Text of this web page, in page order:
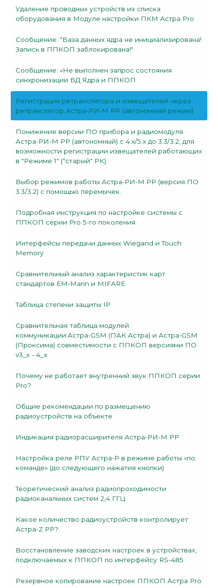
Удаление проводных устройств из списка
оборудования в Модуле настройки ПКМ Астра Pro
Сообщение: "База данных ядра не инициализирована!
Запись в ППКОП заблокирована!"
Сообщение: «Не выполнен запрос состояния
синхронизации БД Ядра и ППКОП
Регистрация ретранслятора и извещателей через
ретранслятор Астра-РИ-М РР (автономный режим)
Понижение версии ПО прибора и радиомодуля
Астра-РИ-М РР (автономный) с 4.x/5.x до 3.3/3.2, для
возможности регистрации извещателей работающих
в "Режиме 1" ("старый" РК).
Выбор режимов работы Астра-РИ-М РР (версия ПО
3.3/3.2) с помощью перемычек.
Подробная инструкция по настройке системы с
ППКОП серии Pro 5-го поколения
Интерфейсы передачи данных Wiegand и Touch
Memory
Сравнительный анализ характеристик карт
стандартов EM-Marin и MIFARE
Таблица степени защиты IP
Сравнительная таблица модулей
коммуникации:Астра-GSM (ПАК Астра) и Астра-GSM
(Проксима) совместимости с ППКОП версиями ПО
v3_х - 4_х
Почему не работает внутренний звук ППКОП серии
Pro?
Общие рекомендации по размещению
радиоустройств на объекте
Индикация радиорасширителя Астра-РИ-М РР
Настройка реле РПУ Астра-Р в режиме работы «по
команде» (до следующего нажатия кнопки)
Теоретический анализ радиопроходимости
радиоканальных систем 2,4 ГГЦ
Какое количество радиоустройств контролирует
Астра-Z РР?
Восстановление заводских настроек в устройствах,
подключаемых к ППКОП по интерфейсу RS-485
Резервное копирование настроек ППКОП Астра Pro